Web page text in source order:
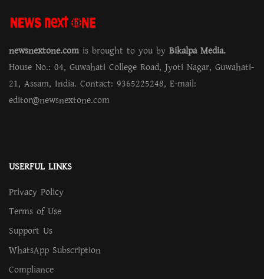
newsnextone.com is brought to you by Bikalpa Media.
House No.: 04, Guwahati College Road, Jyoti Nagar, Guwahati-
21, Assam, India. Contact: 9365225248, E-mail:
editor@newsnextone.com
USERFUL LINKS
Privacy Policy
Terms of Use
Support Us
WhatsApp Subscription
Compliance